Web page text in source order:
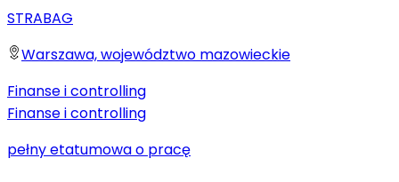
STRABAG
Warszawa, województwo mazowieckie
Finanse i controlling
Finanse i controlling
pełny etatumowa o pracę